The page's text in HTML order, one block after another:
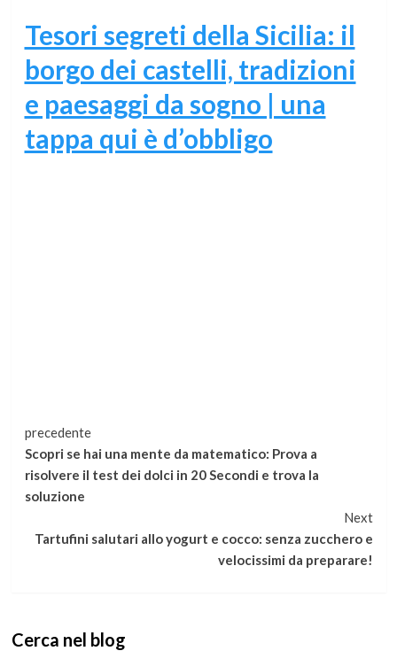
Tesori segreti della Sicilia: il
borgo dei castelli, tradizioni
e paesaggi da sogno | una
tappa qui è d’obbligo
Continua
a
leggere
precedente
Scopri se hai una mente da matematico: Prova a
risolvere il test dei dolci in 20 Secondi e trova la
soluzione
Next
Tartufini salutari allo yogurt e cocco: senza zucchero e
velocissimi da preparare!
Cerca nel blog